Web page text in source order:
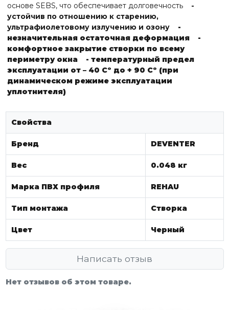
основе SEBS, что обеспечивает долговечность -
устойчив по отношению к старению,
ультрафиолетовому излучению и озону -
незначительная остаточная деформация -
комфортное закрытие створки по всему
периметру окна - температурный предел
эксплуатации от – 40 Сº до + 90 Сº (при
динамическом режиме эксплуатации
уплотнителя)
Свойства
Бренд DEVENTER
Вес 0.048 кг
Марка ПВХ профиля REHAU
Тип монтажа Створка
Цвет Черный
Написать отзыв
Нет отзывов об этом товаре.